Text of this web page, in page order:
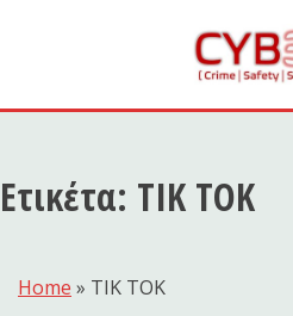
CYB3R
Ετικέτα: TIK TOK
Home » TIK TOK